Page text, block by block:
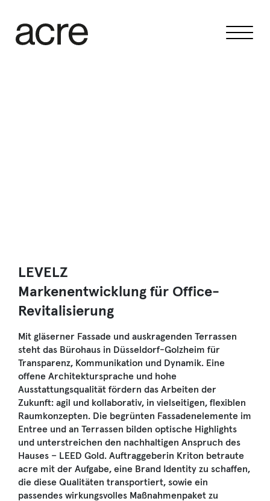
LEVELZ
Markenentwicklung für Office-
Revitalisierung
Mit gläserner Fassade und auskragenden Terrassen
steht das Bürohaus in Düsseldorf-Golzheim für
Transparenz, Kommunikation und Dynamik. Eine
offene Architektursprache und hohe
Ausstattungsqualität fördern das Arbeiten der
Zukunft: agil und kollaborativ, in vielseitigen, flexiblen
Raumkonzepten. Die begrünten Fassadenelemente im
Entree und an Terrassen bilden optische Highlights
und unterstreichen den nachhaltigen Anspruch des
Hauses – LEED Gold. Auftraggeberin Kriton betraute
acre mit der Aufgabe, eine Brand Identity zu schaffen,
die diese Qualitäten transportiert, sowie ein
passendes wirkungsvolles Maßnahmenpaket zu